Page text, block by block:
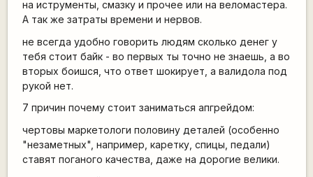
на иструменты, смазку и прочее или на веломастера.
А так же затраты времени и нервов.
не всегда удобно говорить людям сколько денег у
тебя стоит байк - во первых ты точно не знаешь, а во
вторых боишся, что ответ шокирует, а валидола под
рукой нет.
7 причин почему стоит заниматься апгрейдом:
чертовы маркетологи половину деталей (особенно
"незаметных", например, каретку, спицы, педали)
ставят поганого качества, даже на дорогие велики.